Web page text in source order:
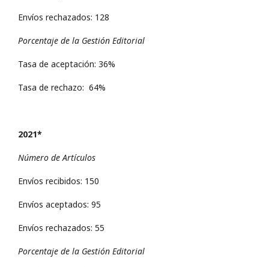
Envíos rechazados: 128
Porcentaje de la Gestión Editorial
Tasa de aceptación: 36%
Tasa de rechazo: 64%
2021*
Número de Artículos
Envíos recibidos: 150
Envíos aceptados: 95
Envíos rechazados: 55
Porcentaje de la Gestión Editorial